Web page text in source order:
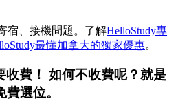
宿、接機問題。了解HelloStudy專
最懂加拿大的獨家優惠。
收費！ 如何不收費呢？就是
選位。